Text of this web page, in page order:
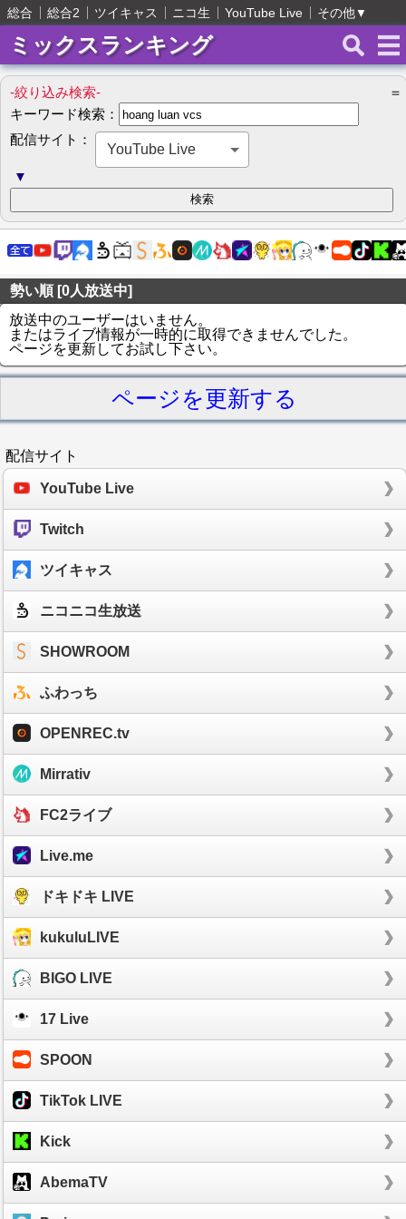
総合 総合2 ツイキャス ニコ生 YouTube Live その他▼
ミックスランキング
-絞り込み検索-
＝
キーワード検索：
配信サイト：
YouTube Live
▼
勢い順 [0人放送中]
放送中のユーザーはいません。
またはライブ情報が一時的に取得できませんでした。
ページを更新してお試し下さい。
ページを更新する
配信サイト
YouTube Live
Twitch
ツイキャス
ニコニコ生放送
SHOWROOM
ふわっち
OPENREC.tv
Mirrativ
FC2ライブ
Live.me
ドキドキ LIVE
kukuluLIVE
BIGO LIVE
17 Live
SPOON
TikTok LIVE
Kick
AbemaTV